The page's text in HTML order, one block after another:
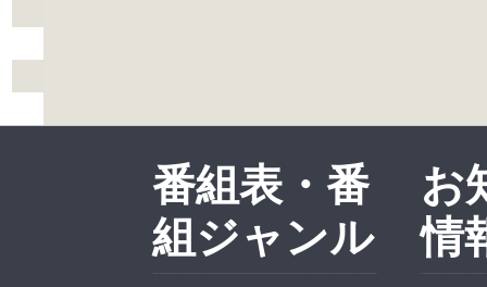
番組表・番
組ジャンル
お
情